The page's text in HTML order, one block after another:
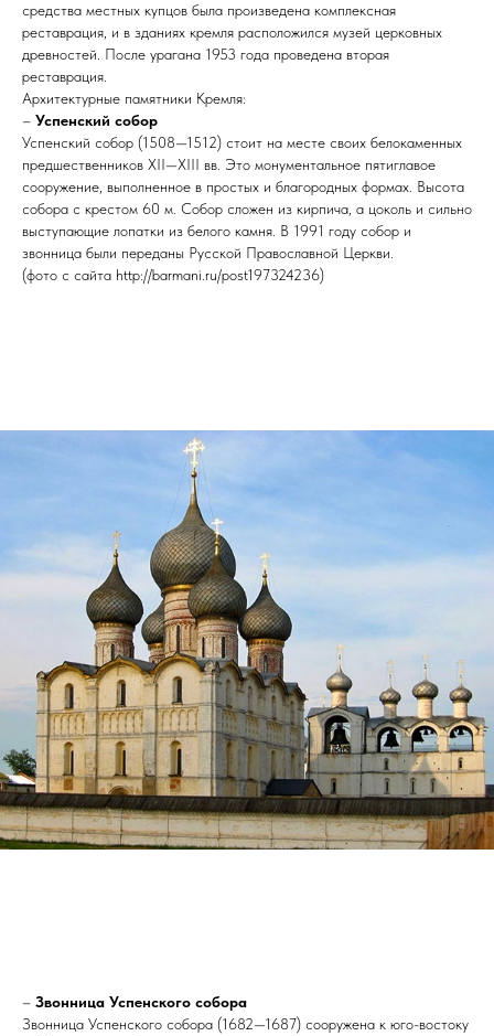
средства местных купцов была произведена комплексная
реставрация, и в зданиях кремля расположился музей церковных
древностей. После урагана 1953 года проведена вторая
реставрация.
Архитектурные памятники Кремля:
– Успенский собор
Успенский собор (1508—1512) стоит на месте своих белокаменных
предшественников XII—XIII вв. Это монументальное пятиглавое
сооружение, выполненное в простых и благородных формах. Высота
собора с крестом 60 м. Собор сложен из кирпича, а цоколь и сильно
выступающие лопатки из белого камня. В 1991 году собор и
звонница были переданы Русской Православной Церкви.
(фото с сайта http://barmani.ru/post197324236)
– Звонница Успенского собора
Звонница Успенского собора (1682—1687) сооружена к юго-востоку